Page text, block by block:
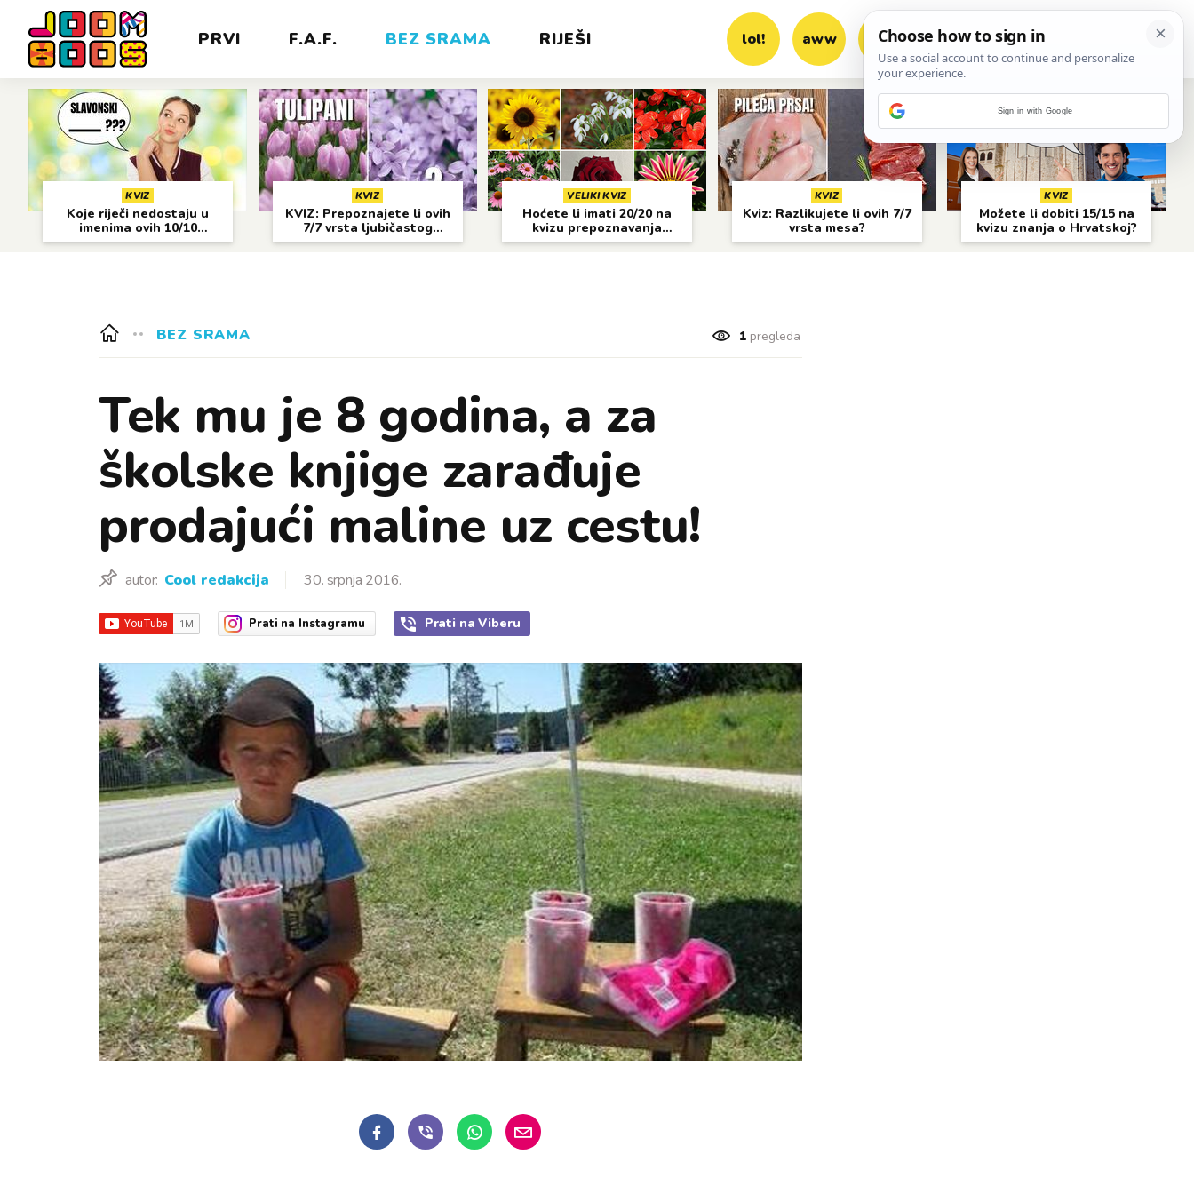
PRVI F.A.F. BEZ SRAMA RIJEŠI lol! aww vrh! woot?!
KVIZ
Koje riječi nedostaju u
imenima ovih 10/10
gradova?
KVIZ
KVIZ: Prepoznajete li ovih
7/7 vrsta ljubičastog
cvijeća?
VELIKI KVIZ
Hoćete li imati 20/20 na
kvizu prepoznavanja
cvijeća?
KVIZ
Kviz: Razlikujete li ovih 7/7
vrsta mesa?
KVIZ
Možete li dobiti 15/15 na
kvizu znanja o Hrvatskoj?
BEZ SRAMA 1pregleda
Tek mu je 8 godina, a za
školske knjige zarađuje
prodajući maline uz cestu!
autor: Cool redakcija 30. srpnja 2016.
Prati na Instagramu Prati na Viberu
Sign in with Google